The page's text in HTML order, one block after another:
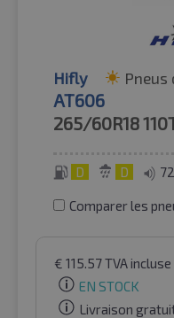
Hifly Pneus
AT606
265/60R18
D D
Comparer les
€ 115.57TVA incluse
EN STOCK
Livraison